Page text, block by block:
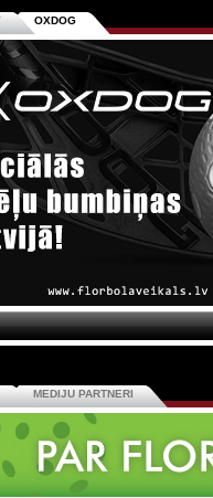
OXDOG
MEDIJU PARTNERI